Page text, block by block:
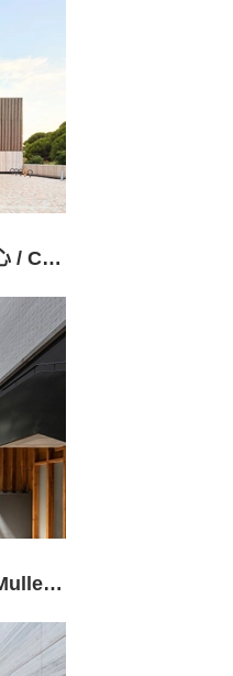
巴塞罗那比较医学与生物图像中心 / Calderon-Folch Studio + Sarsanedas Arquitectura + COMA Arquitectura + Mario Nahra
厄瓜多尔山谷自然大楼 / Diez + Muller Arquitectos